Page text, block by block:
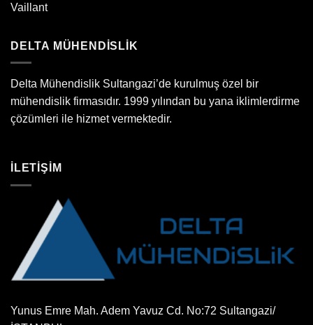
Vaillant
DELTA MÜHENDİSLİK
Delta Mühendislik Sultangazi’de kurulmuş özel bir
mühendislik firmasıdır. 1999 yılından bu yana iklimlerdirme
çözümleri ile hizmet vermektedir.
İLETİŞİM
Yunus Emre Mah. Adem Yavuz Cd. No:72 Sultangazi/